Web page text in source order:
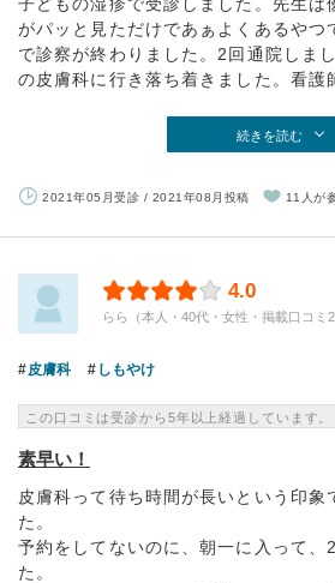
がパッと見ただけであぁよくあるやつ
で診察が終わりました。2回通院しま
の皮膚科に行き落ち着きました。看護
続きを読む
2021年05月受診 / 2021年08月投稿 11人が
4.0
らら（本人・40代・女性・掲載口コミ
皮膚科 しもやけ
この口コミは受診から5年以上経過しています。
素早い！
皮膚科って待ち時間が長いという印象
た。
予約をしてないのに、朝一に入って、
た。